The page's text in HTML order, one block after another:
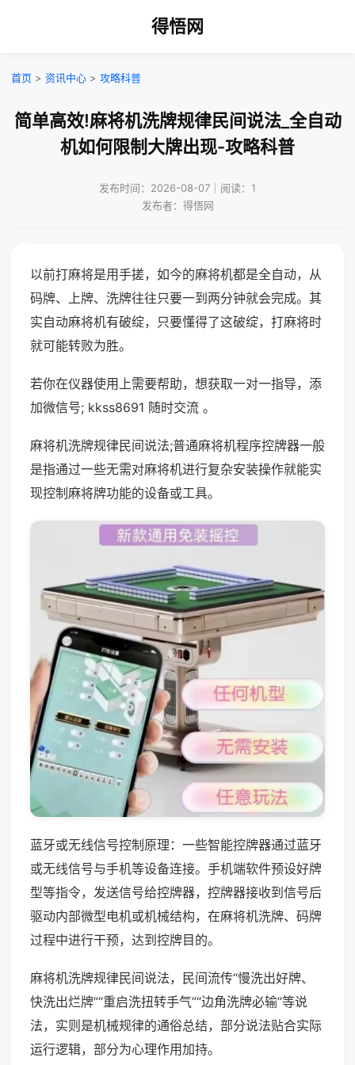
得悟网
首页 > 资讯中心 > 攻略科普
简单高效!麻将机洗牌规律民间说法_全自动
机如何限制大牌出现-攻略科普
发布时间：2026-08-07｜阅读：1
发布者：得悟网
以前打麻将是用手搓，如今的麻将机都是全自动，从
码牌、上牌、洗牌往往只要一到两分钟就会完成。其
实自动麻将机有破绽，只要懂得了这破绽，打麻将时
就可能转败为胜。
若你在仪器使用上需要帮助，想获取一对一指导，添
加微信号; kkss8691 随时交流 。
麻将机洗牌规律民间说法;普通麻将机程序控牌器一般
是指通过一些无需对麻将机进行复杂安装操作就能实
现控制麻将牌功能的设备或工具。
蓝牙或无线信号控制原理：一些智能控牌器通过蓝牙
或无线信号与手机等设备连接。手机端软件预设好牌
型等指令，发送信号给控牌器，控牌器接收到信号后
驱动内部微型电机或机械结构，在麻将机洗牌、码牌
过程中进行干预，达到控牌目的。
麻将机洗牌规律民间说法，民间流传“慢洗出好牌、
快洗出烂牌”“重启洗扭转手气”“边角洗牌必输”等说
法，实则是机械规律的通俗总结，部分说法贴合实际
运行逻辑，部分为心理作用加持。